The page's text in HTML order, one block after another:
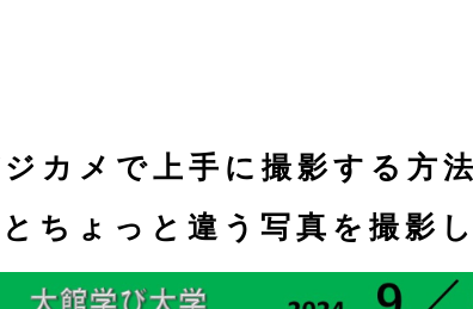
ジカメで上手に撮
ちょっと違う写真を撮影